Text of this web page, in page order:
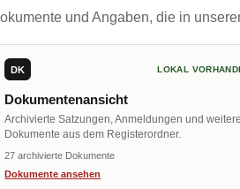
und Angaben, die in
DK LOKAL
Dokumentenansicht
Archivierte Satzungen, Anmeldungen und weitere
Dokumente aus dem Registerordner.
27 archivierte Dokumente
Dokumente ansehen